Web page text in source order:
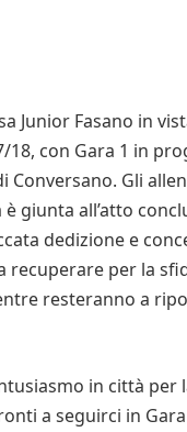
Junior Fasano in
18, con Gara 1 in
Conversano. Gli
giunta all’atto
dedizione e
recuperare per la
resteranno a
in città
a seguirci in